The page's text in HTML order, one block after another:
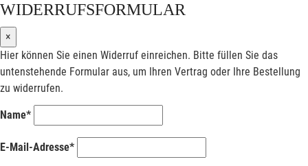
WIDERRUFSFORMULAR
×
Hier können Sie einen Widerruf einreichen. Bitte füllen Sie das
untenstehende Formular aus, um Ihren Vertrag oder Ihre Bestellung
zu widerrufen.
Name*
E-Mail-Adresse*